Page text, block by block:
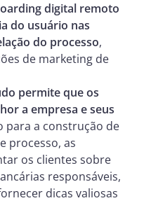
digital remoto
do usuário nas
do processo,
de marketing de
permite que os
a empresa e seus
para a construção de
processo, as
os clientes sobre
responsáveis,
dicas valiosas